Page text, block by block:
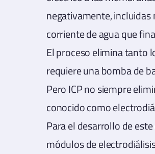
negativamente, incluidas
corriente de agua que
El proceso elimina tanto
requiere una bomba de
Pero ICP no siempre
conocido como
Para el desarrollo de
módulos de